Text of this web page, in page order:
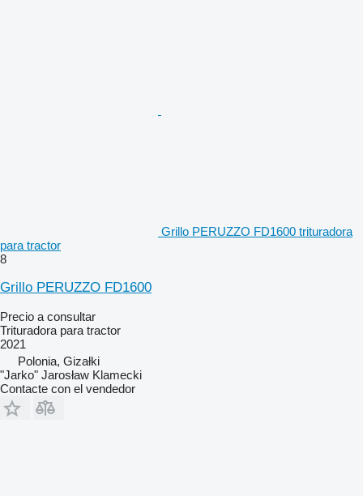
Grillo PERUZZO FD1600 trituradora
para tractor
8
Grillo PERUZZO FD1600
Precio a consultar
Trituradora para tractor
2021
Polonia, Gizałki
"Jarko" Jarosław Klamecki
Contacte con el vendedor